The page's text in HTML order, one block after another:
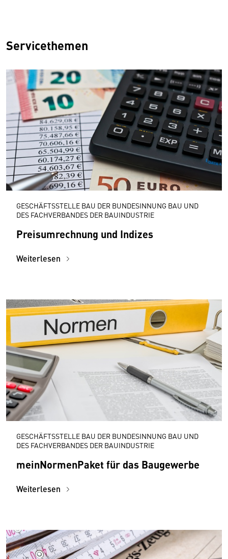
Servicethemen
GESCHÄFTSSTELLE BAU DER BUNDESINNUNG BAU UND
DES FACHVERBANDES DER BAUINDUSTRIE
Preisumrechnung und Indizes
Weiterlesen
GESCHÄFTSSTELLE BAU DER BUNDESINNUNG BAU UND
DES FACHVERBANDES DER BAUINDUSTRIE
meinNormenPaket für das Baugewerbe
Weiterlesen